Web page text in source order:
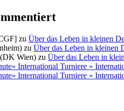
zu Über das Leben in kleinen
zu Über das Leben in kleinen
Wien) zu Über das Leben in
International Turniere »
International Turniere »